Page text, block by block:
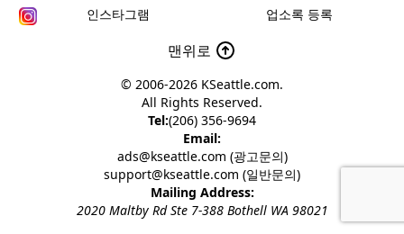
인스타그램 업소록 등록
맨위로
© 2006-2026 KSeattle.com.
All Rights Reserved.
Tel:(206) 356-9694
Email:
ads@kseattle.com (광고문의)
support@kseattle.com (일반문의)
Mailing Address:
2020 Maltby Rd Ste 7-388 Bothell WA 98021